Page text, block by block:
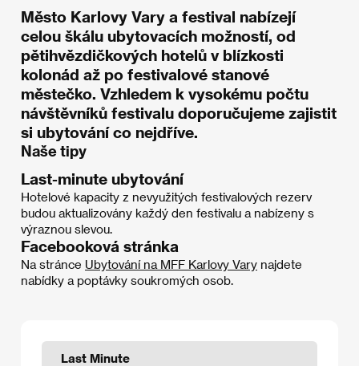
Město Karlovy Vary a festival nabízejí
celou škálu ubytovacích možností, od
pětihvězdičkových hotelů v blízkosti
kolonád až po festivalové stanové
městečko. Vzhledem k vysokému počtu
návštěvníků festivalu doporučujeme zajistit
si ubytování co nejdříve.
Naše tipy
Last-minute ubytování
Hotelové kapacity z nevyužitých festivalových rezerv
budou aktualizovány každý den festivalu a nabízeny s
výraznou slevou.
Facebooková stránka
Na stránce Ubytování na MFF Karlovy Vary najdete
nabídky a poptávky soukromých osob.
Last Minute